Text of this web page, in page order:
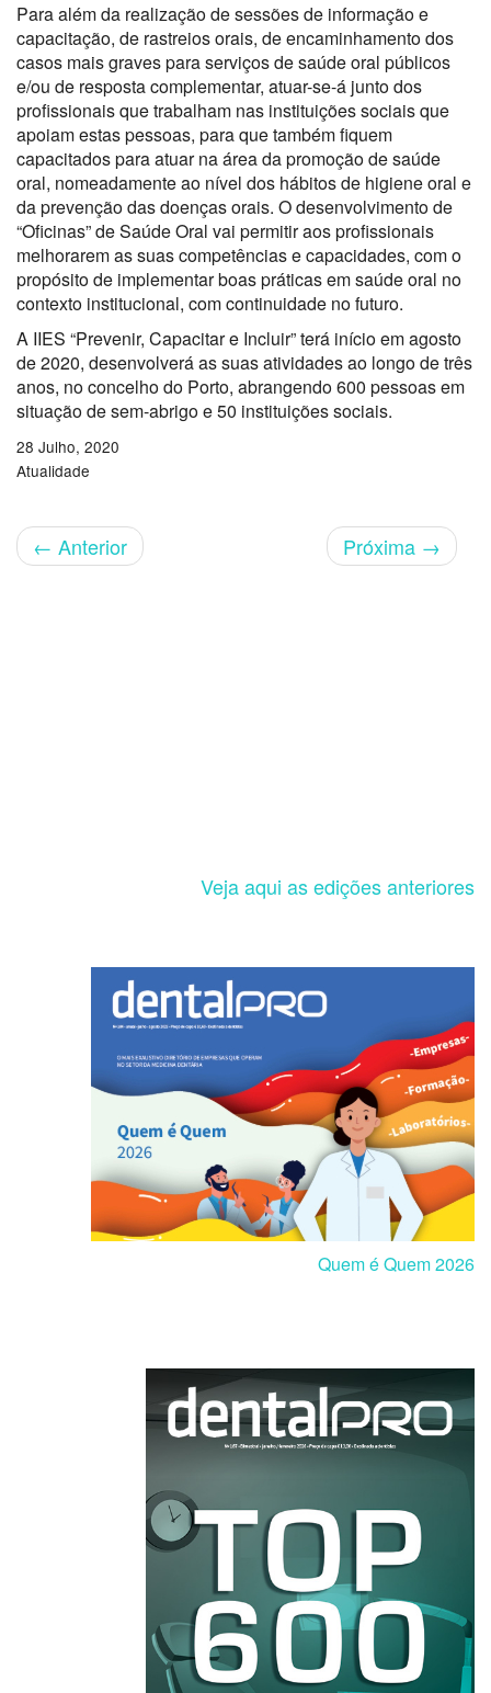
Para além da realização de sessões de informação e
capacitação, de rastreios orais, de encaminhamento dos
casos mais graves para serviços de saúde oral públicos
e/ou de resposta complementar, atuar-se-á junto dos
profissionais que trabalham nas instituições sociais que
apoiam estas pessoas, para que também fiquem
capacitados para atuar na área da promoção de saúde
oral, nomeadamente ao nível dos hábitos de higiene oral e
da prevenção das doenças orais. O desenvolvimento de
“Oficinas” de Saúde Oral vai permitir aos profissionais
melhorarem as suas competências e capacidades, com o
propósito de implementar boas práticas em saúde oral no
contexto institucional, com continuidade no futuro.
A IIES “Prevenir, Capacitar e Incluir” terá início em agosto
de 2020, desenvolverá as suas atividades ao longo de três
anos, no concelho do Porto, abrangendo 600 pessoas em
situação de sem-abrigo e 50 instituições sociais.
28 Julho, 2020
Atualidade
← Anterior Próxima →
Veja aqui as edições anteriores
Quem é Quem 2026